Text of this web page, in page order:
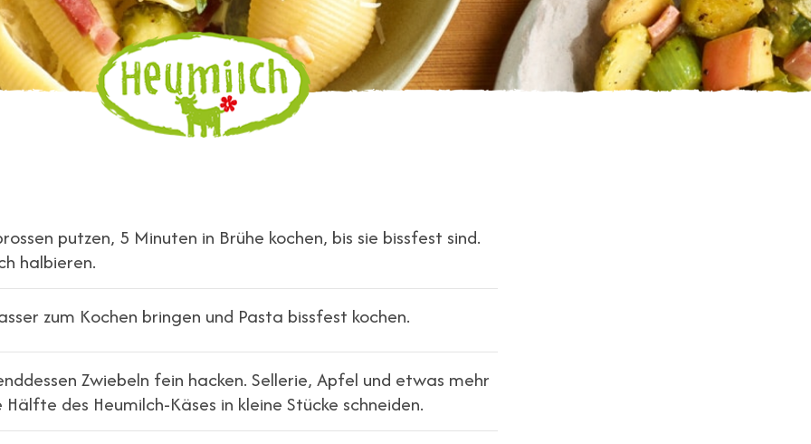
putzen, 5 Minuten in Brühe kochen, bis sie bissfest sind.
halbieren.
zum Kochen bringen und Pasta bissfest kochen.
Zwiebeln fein hacken. Sellerie, Apfel und etwas mehr
Hälfte des Heumilch-Käses in kleine Stücke schneiden.